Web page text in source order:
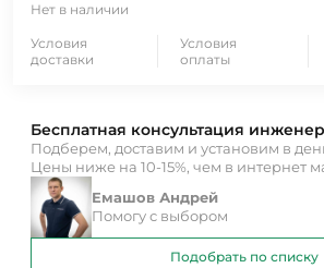
Нет в наличии
Условия
доставки
Условия
оплаты
Бесплатная консультация
Подберем, доставим и установим в
Цены ниже на 10-15%, чем в интернет
Емашов Андрей
Помогу с выбором
Подобрать по списку